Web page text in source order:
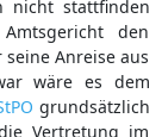
nicht stattfinden
den
Anreise aus
wäre es dem
grundsätzlich
Vertretung im